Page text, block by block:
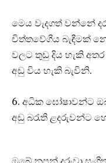
මෙය වැදගත් වන්නේ
චිත්තවේගීය බැඳීමක්
වලට තුඩු දිය හැකි
අඩු විය හැකි බැවිනි.
6. අධික ඝෝෂාවන්ට
අඩු බරැති ළදරුවන්ට